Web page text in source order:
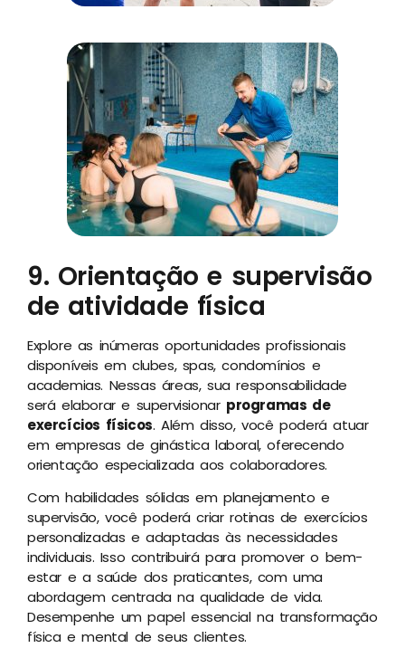
9. Orientação e supervisão
de atividade física
Explore as inúmeras oportunidades profissionais
disponíveis em clubes, spas, condomínios e
academias. Nessas áreas, sua responsabilidade
será elaborar e supervisionar programas de
exercícios físicos. Além disso, você poderá atuar
em empresas de ginástica laboral, oferecendo
orientação especializada aos colaboradores.
Com habilidades sólidas em planejamento e
supervisão, você poderá criar rotinas de exercícios
personalizadas e adaptadas às necessidades
individuais. Isso contribuirá para promover o bem-
estar e a saúde dos praticantes, com uma
abordagem centrada na qualidade de vida.
Desempenhe um papel essencial na transformação
física e mental de seus clientes.